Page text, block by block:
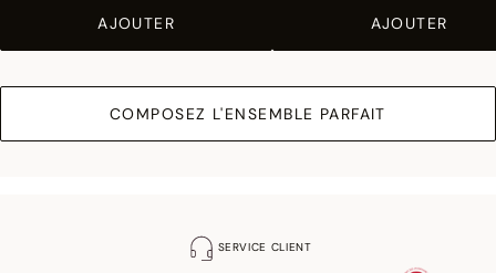
AJOUTER AJOUTER
COMPOSEZ L'ENSEMBLE PARFAIT
SERVICE CLIENT